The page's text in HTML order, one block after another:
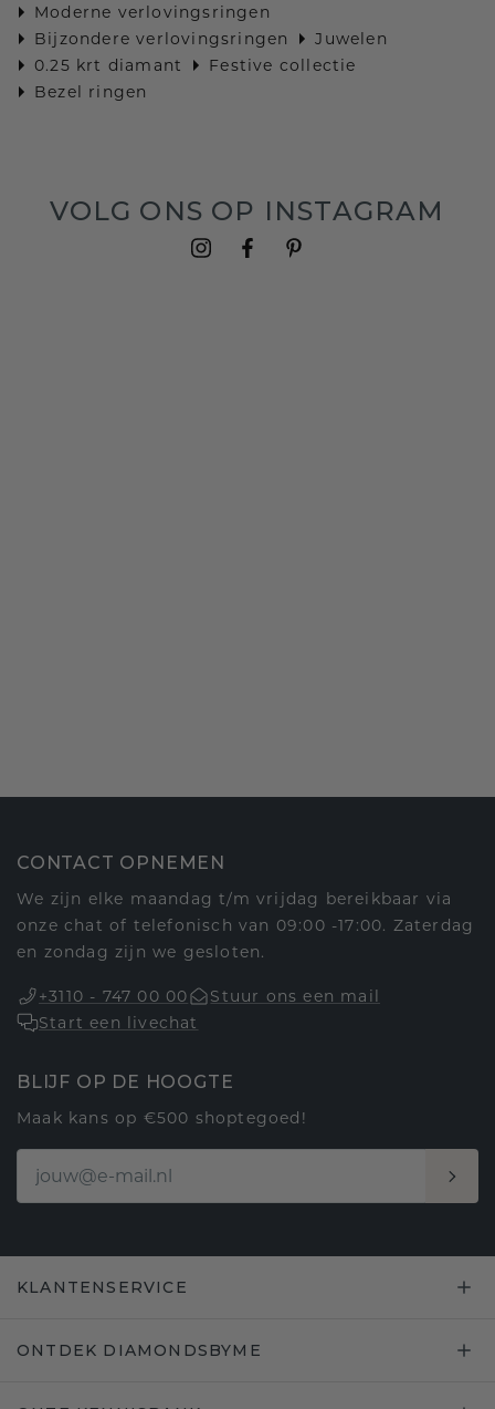
Moderne verlovingsringen
Bijzondere verlovingsringen
Juwelen
0.25 krt diamant
Festive collectie
Bezel ringen
VOLG ONS OP INSTAGRAM
CONTACT OPNEMEN
We zijn elke maandag t/m vrijdag bereikbaar via
onze chat of telefonisch van 09:00 -17:00. Zaterdag
en zondag zijn we gesloten.
+3110 - 747 00 00
Stuur ons een mail
Start een livechat
BLIJF OP DE HOOGTE
Maak kans op €500 shoptegoed!
KLANTENSERVICE
ONTDEK DIAMONDSBYME